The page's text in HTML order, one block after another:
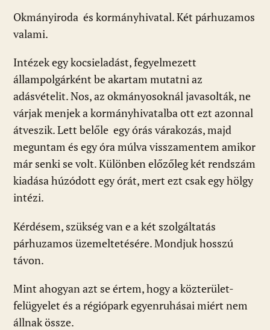
Okmányiroda és kormányhivatal. Két párhuzamos
valami.
Intézek egy kocsieladást, fegyelmezett
állampolgárként be akartam mutatni az
adásvételit. Nos, az okmányosoknál javasolták, ne
várjak menjek a kormányhivatalba ott ezt azonnal
átveszik. Lett belőle egy órás várakozás, majd
meguntam és egy óra múlva visszamentem amikor
már senki se volt. Különben előzőleg két rendszám
kiadása húzódott egy órát, mert ezt csak egy hölgy
intézi.
Kérdésem, szükség van e a két szolgáltatás
párhuzamos üzemeltetésére. Mondjuk hosszú
távon.
Mint ahogyan azt se értem, hogy a közterület-
felügyelet és a régiópark egyenruhásai miért nem
állnak össze.